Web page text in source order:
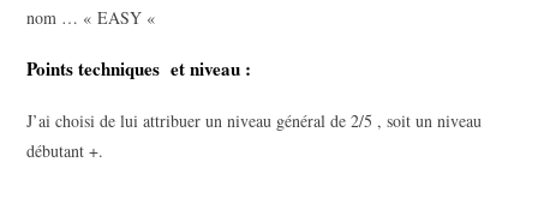
nom … « EASY «
Points techniques et niveau :
J’ai choisi de lui attribuer un niveau général de 2/5 , soit un niveau
débutant +.